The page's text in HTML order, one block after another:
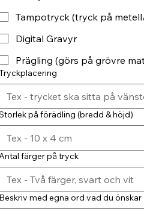
Tampotryck (tryck på
Digital Gravyr
Prägling (görs på grövre
på förädling (bredd & höjd)
färger på tryck
med egna ord vad du önskar